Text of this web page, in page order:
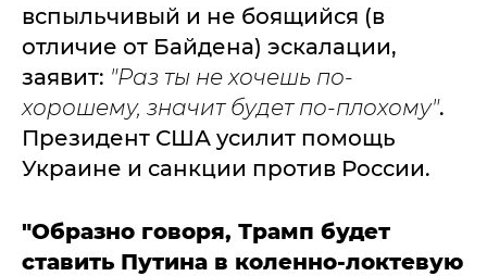
вспыльчивый и не боящийся (в
отличие от Байдена) эскалации,
заявит: "Раз ты не хочешь по-
хорошему, значит будет по-плохому".
Президент США усилит помощь
Украине и санкции против России.
"Образно говоря, Трамп будет
ставить Путина в коленно-локтевую